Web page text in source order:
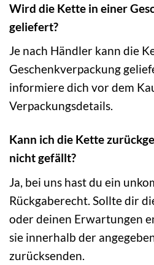
Wird die Kette in einer
geliefert?
Je nach Händler kann die
Geschenkverpackung
informiere dich vor dem
Verpackungsdetails.
Kann ich die Kette
nicht gefällt?
Ja, bei uns hast du ein
Rückgaberecht. Sollte dir
oder deinen Erwartungen
sie innerhalb der
zurücksenden.